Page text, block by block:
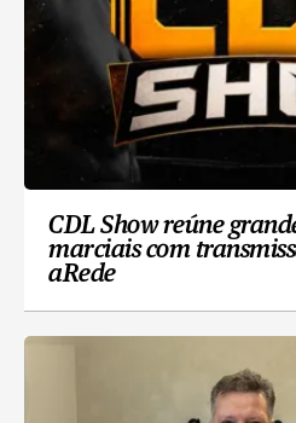
CDL Show reúne
marciais com
aRede